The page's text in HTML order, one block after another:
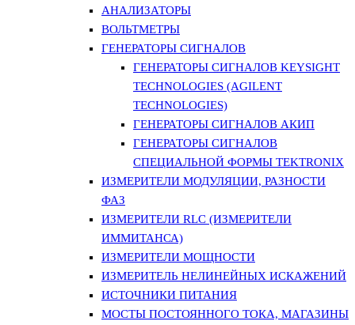
АНАЛИЗАТОРЫ
ВОЛЬТМЕТРЫ
ГЕНЕРАТОРЫ СИГНАЛОВ
ГЕНЕРАТОРЫ СИГНАЛОВ KEYSIGHT
TECHNOLOGIES (AGILENT
TECHNOLOGIES)
ГЕНЕРАТОРЫ СИГНАЛОВ АКИП
ГЕНЕРАТОРЫ СИГНАЛОВ
СПЕЦИАЛЬНОЙ ФОРМЫ TEKTRONIX
ИЗМЕРИТЕЛИ МОДУЛЯЦИИ, РАЗНОСТИ
ФАЗ
ИЗМЕРИТЕЛИ RLC (ИЗМЕРИТЕЛИ
ИММИТАНСА)
ИЗМЕРИТЕЛИ МОЩНОСТИ
ИЗМЕРИТЕЛЬ НЕЛИНЕЙНЫХ ИСКАЖЕНИЙ
ИСТОЧНИКИ ПИТАНИЯ
МОСТЫ ПОСТОЯННОГО ТОКА, МАГАЗИНЫ